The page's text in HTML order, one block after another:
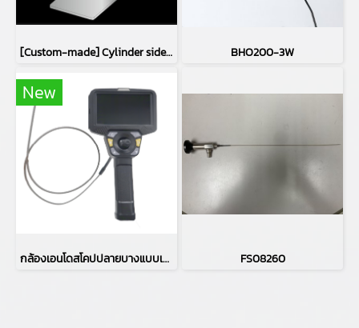
[Custom-made] Cylinder side inspection device BHO200-3W
New
กล้องเอนโดสโคปปลายบางแบบเคลื่อนย้ายได้ MIVS-3910LAA4(φ3.9㎜) FS08260